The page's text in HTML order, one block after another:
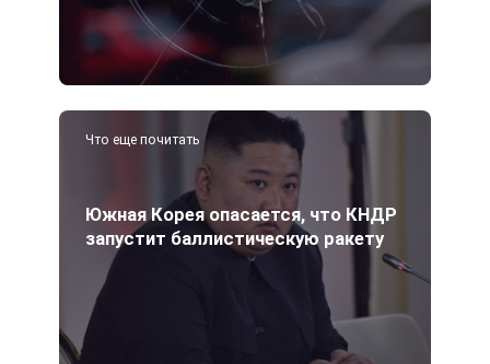
Что еще почитать
Южная Корея опасается, что КНДР
запустит баллистическую ракету